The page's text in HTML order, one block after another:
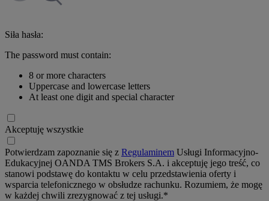
Siła hasła:
The password must contain:
8 or more characters
Uppercase and lowercase letters
At least one digit and special character
Akceptuję wszystkie
Potwierdzam zapoznanie się z Regulaminem Usługi Informacyjno-
Edukacyjnej OANDA TMS Brokers S.A. i akceptuję jego treść, co
stanowi podstawę do kontaktu w celu przedstawienia oferty i
wsparcia telefonicznego w obsłudze rachunku. Rozumiem, że mogę
w każdej chwili zrezygnować z tej usługi.*